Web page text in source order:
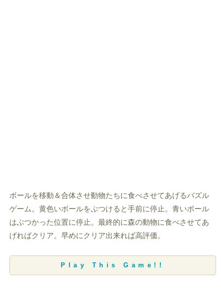
ボールを移動＆合体させ動物たちに食べさせてあげるパズル
ゲーム。黄色いボールをぶつけると手前に停止。青いボール
はぶつかった位置に停止。最終的に森の動物に食べさせてあ
げればクリア。早めにクリア出来れば高評価。
Play This Game!!